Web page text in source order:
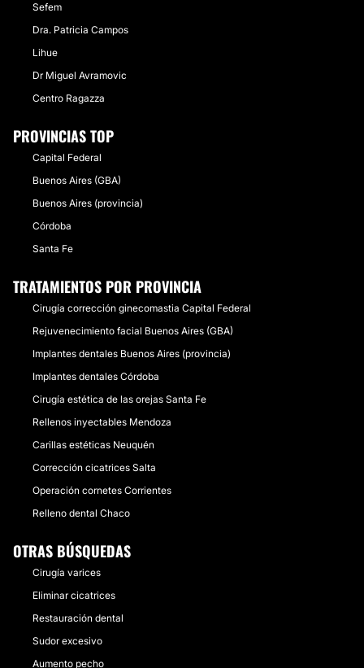
Sefem
Dra. Patricia Campos
Lihue
Dr Miguel Avramovic
Centro Ragazza
PROVINCIAS TOP
Capital Federal
Buenos Aires (GBA)
Buenos Aires (provincia)
Córdoba
Santa Fe
TRATAMIENTOS POR PROVINCIA
Cirugía corrección ginecomastia Capital Federal
Rejuvenecimiento facial Buenos Aires (GBA)
Implantes dentales Buenos Aires (provincia)
Implantes dentales Córdoba
Cirugía estética de las orejas Santa Fe
Rellenos inyectables Mendoza
Carillas estéticas Neuquén
Corrección cicatrices Salta
Operación cornetes Corrientes
Relleno dental Chaco
OTRAS BÚSQUEDAS
Cirugía varices
Eliminar cicatrices
Restauración dental
Sudor excesivo
Aumento pecho